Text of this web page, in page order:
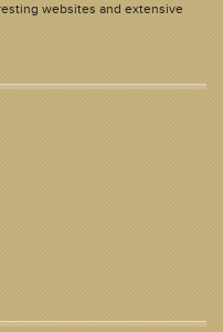
websites and extensive